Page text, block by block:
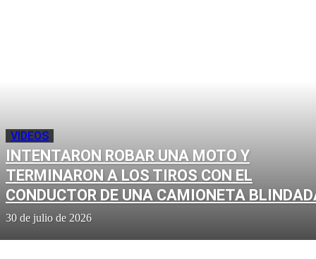
VIDEOS
INTENTARON ROBAR UNA MOTO Y
TERMINARON A LOS TIROS CON EL
CONDUCTOR DE UNA CAMIONETA
30 de julio de 2026